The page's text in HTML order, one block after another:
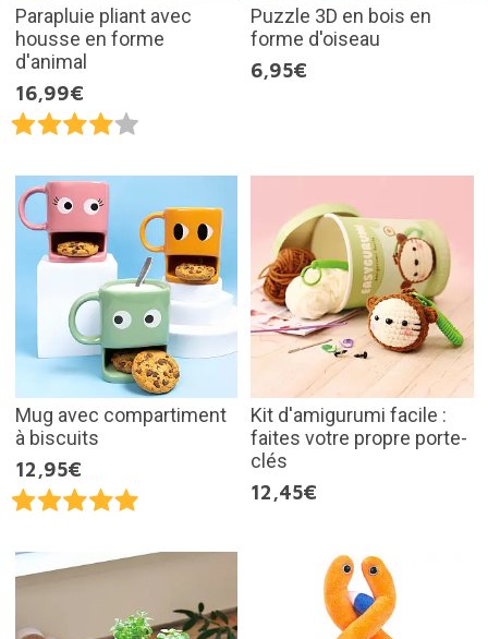
Parapluie pliant avec
housse en forme
d'animal
16,99€
Puzzle 3D en bois en
forme d'oiseau
6,95€
Mug avec compartiment
à biscuits
12,95€
Kit d'amigurumi facile :
faites votre propre porte-
clés
12,45€